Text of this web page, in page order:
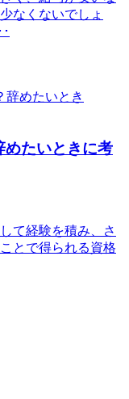
なくないでしょ
めたいときに考
て経験を積み、さ
とで得られる資格